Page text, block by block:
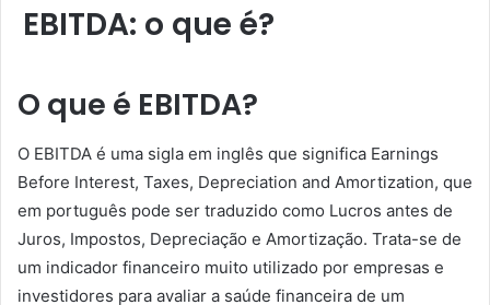
EBITDA: o que é?
O que é EBITDA?
O EBITDA é uma sigla em inglês que significa Earnings
Before Interest, Taxes, Depreciation and Amortization, que
em português pode ser traduzido como Lucros antes de
Juros, Impostos, Depreciação e Amortização. Trata-se de
um indicador financeiro muito utilizado por empresas e
investidores para avaliar a saúde financeira de um